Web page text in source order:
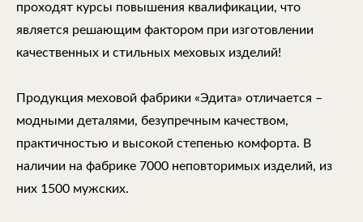
проходят курсы повышения квалификации, что
является решающим фактором при изготовлении
качественных и стильных меховых изделий!
Продукция меховой фабрики «Эдита» отличается –
модными деталями, безупречным качеством,
практичностью и высокой степенью комфорта. В
наличии на фабрике 7000 неповторимых изделий, из
них 1500 мужских.